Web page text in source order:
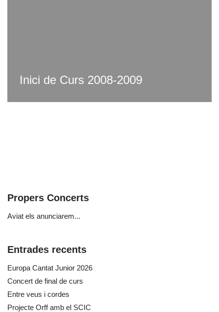
Inici de Curs 2008-2009
Propers Concerts
Aviat els anunciarem...
Entrades recents
Europa Cantat Junior 2026
Concert de final de curs
Entre veus i cordes
Projecte Orff amb el SCIC